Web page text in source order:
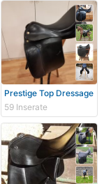
Prestige Top Dressage
59 Inserate